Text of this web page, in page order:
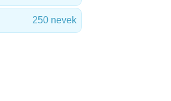
250 nevek